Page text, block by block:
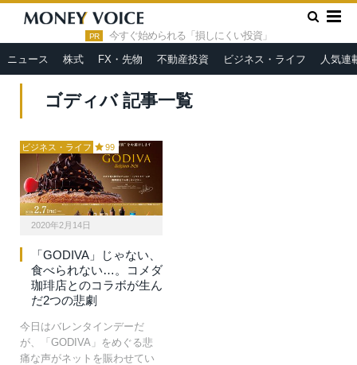
PR 今すぐ始められる「損しにくい投資」
ニュース 株式 FX・先物 不動産投資 ビジネス・ライフ 人気連
HOME » ゴディバ
ゴディバ 記事一覧
ビジネス・ライフ 99
2020年2月14日
「GODIVA」じゃない、
食べられない…。コメダ
珈琲店とのコラボが生ん
だ2つの悲劇
今日はバレンタインデーだ
が、「GODIVA」をめぐる悲
痛な声がネットを賑わせてい